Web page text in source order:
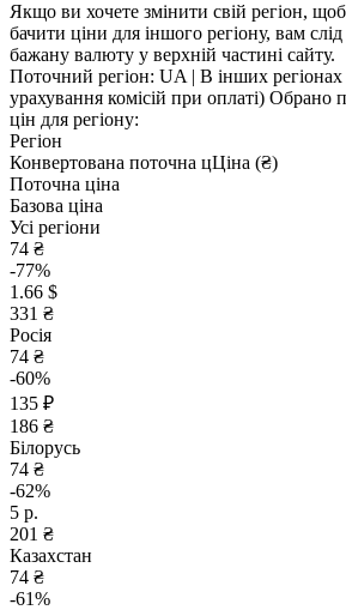
Якщо ви хочете змінити свій регіон,
бачити ціни для іншого регіону, вам
бажану валюту у верхній частині сайту.
Поточний регіон: UA | В інших регіонах
урахування комісій при оплаті) Обрано
цін для регіону:
Регіон
Конвертована поточна цЦіна (₴)
Поточна ціна
Базова ціна
Усі регіони
74 ₴
-77%
1.66 $
331 ₴
Росія
74 ₴
-60%
135 ₽
186 ₴
Білорусь
74 ₴
-62%
5 р.
201 ₴
Казахстан
74 ₴
-61%